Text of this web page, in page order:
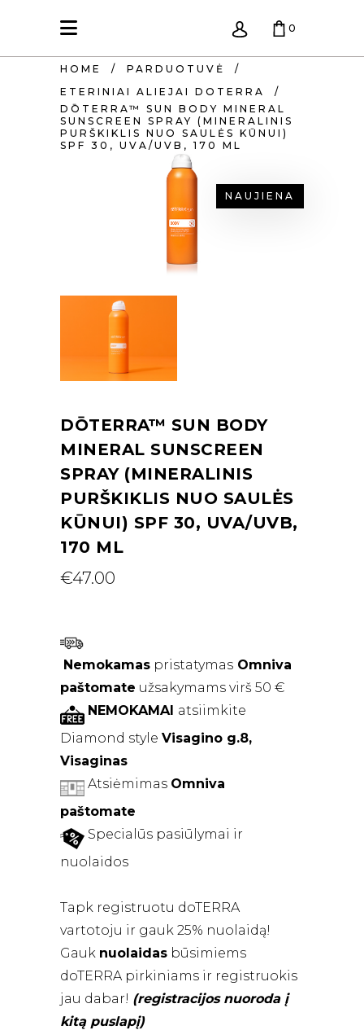
0
KREPŠELIS TUŠČIAS.
HOME / PARDUOTUVĖ
/
ETERINIAI ALIEJAI DOTERRA
/
DŌTERRA™ SUN BODY MINERAL
SUNSCREEN SPRAY (MINERALINIS
PURŠKIKLIS NUO SAULĖS KŪNUI)
SPF 30, UVA/UVB, 170 ML
NAUJIENA
DŌTERRA™ SUN BODY
MINERAL SUNSCREEN
SPRAY (MINERALINIS
PURŠKIKLIS NUO SAULĖS
KŪNUI) SPF 30, UVA/UVB,
170 ML
€47.00
Nemokamas pristatymas Omniva
paštomate užsakymams virš 50 €
NEMOKAMAI atsiimkite
Diamond style Visagino g.8,
Visaginas
Atsiėmimas Omniva
paštomate
Specialūs pasiūlymai ir
nuolaidos
Tapk registruotu doTERRA
vartotoju ir gauk 25% nuolaidą!
Gauk nuolaidas būsimiems
doTERRA pirkiniams ir registruokis
jau dabar! (registracijos nuoroda į
kitą puslapį)